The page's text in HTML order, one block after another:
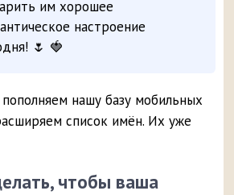
им хорошее
настроение
🌷 🍓
нашу базу мобильных
список имён. Их уже
чтобы ваша